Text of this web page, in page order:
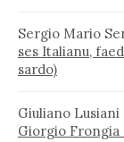
Sergio Mario
ses Italianu,
sardo)
Giuliano Lusiani
Giorgio Frongia